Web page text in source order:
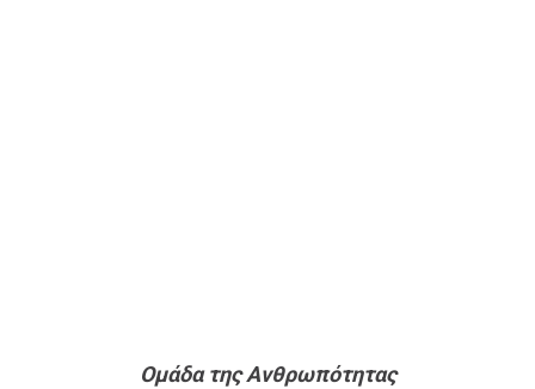
Ομάδα της Ανθρωπότητας